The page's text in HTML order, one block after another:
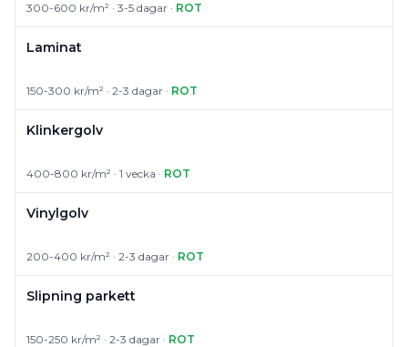
300-600 kr/m² · 3-5 dagar · ROT
Laminat
150-300 kr/m² · 2-3 dagar · ROT
Klinkergolv
400-800 kr/m² · 1 vecka · ROT
Vinylgolv
200-400 kr/m² · 2-3 dagar · ROT
Slipning parkett
150-250 kr/m² · 2-3 dagar · ROT